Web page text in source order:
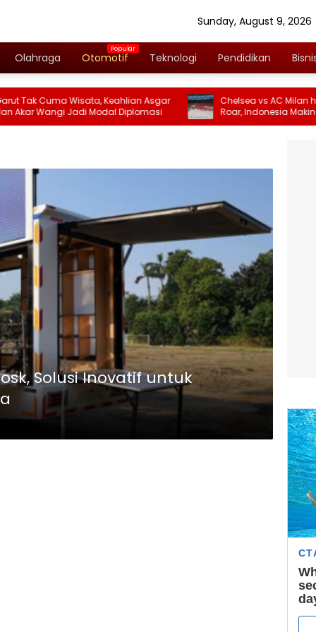
Sunday, August 9, 2026
Olahraga Otomotif Teknologi Pendidikan
Wisata, Keahlian Asgar
Jadi Modal Diplomasi
Chelsea vs AC Milan hingga
Roar, Indonesia Makin Dilirik Klub
Internasional
Solusi Inovatif untuk